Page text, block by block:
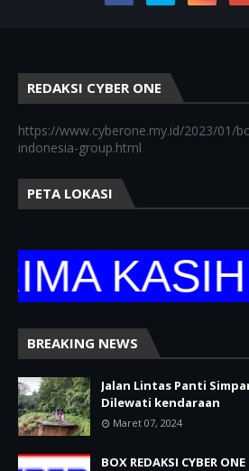
REDAKSI CYBER ONE
https://www.cyberone.my.id/2023/01/
indonesia-group.html
PETA LOKASI
BREAKING NEWS
Jalan Lintas Panti
Dilewati kendaraan
Maret 07, 2024
BOX REDAKSI CYBER ONE